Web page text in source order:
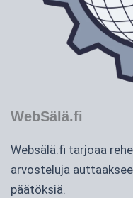
WebSälä.fi
Websälä.fi tarjoaa
arvosteluja
päätöksiä.